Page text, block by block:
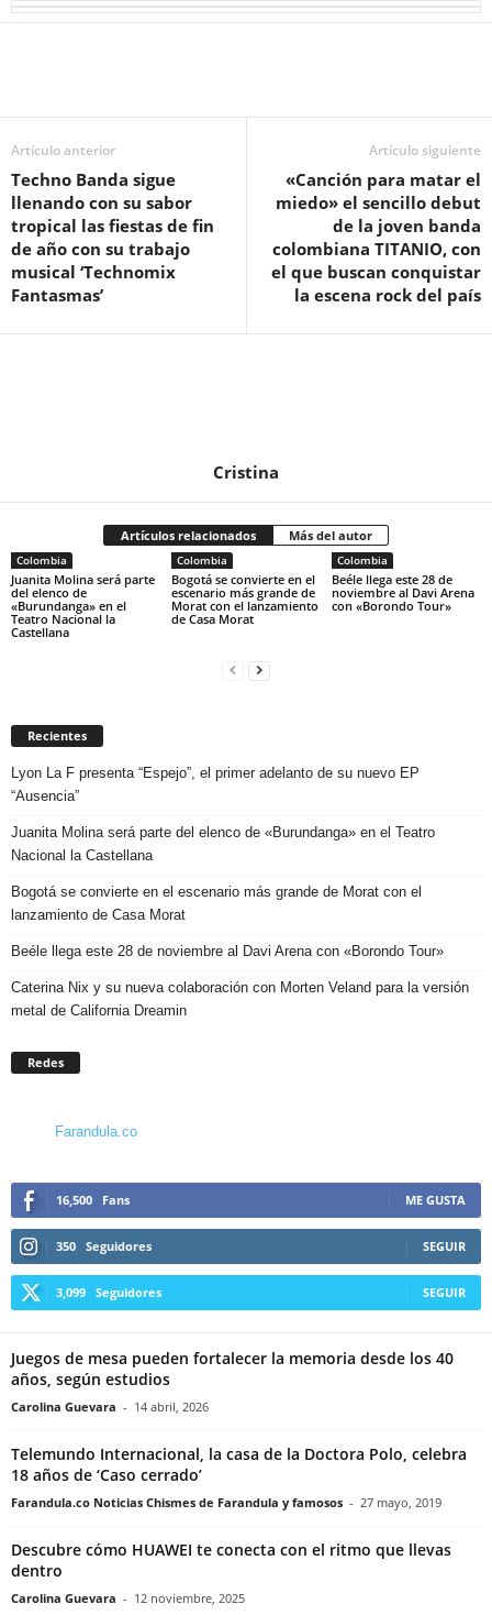
Artículo anterior
Techno Banda sigue
llenando con su sabor
tropical las fiestas de fin
de año con su trabajo
musical ‘Technomix
Fantasmas’
Artículo siguiente
«Canción para matar el
miedo» el sencillo debut
de la joven banda
colombiana TITANIO, con
el que buscan conquistar
la escena rock del país
Cristina
Artículos relacionados Más del autor
Colombia
Juanita Molina será parte
del elenco de
«Burundanga» en el
Teatro Nacional la
Castellana
Colombia
Bogotá se convierte en el
escenario más grande de
Morat con el lanzamiento
de Casa Morat
Colombia
Beéle llega este 28 de
noviembre al Davi Arena
con «Borondo Tour»
Recientes
Lyon La F presenta “Espejo”, el primer adelanto de su nuevo EP
“Ausencia”
Juanita Molina será parte del elenco de «Burundanga» en el Teatro
Nacional la Castellana
Bogotá se convierte en el escenario más grande de Morat con el
lanzamiento de Casa Morat
Beéle llega este 28 de noviembre al Davi Arena con «Borondo Tour»
Caterina Nix y su nueva colaboración con Morten Veland para la versión
metal de California Dreamin
Redes
Farandula.co
16,500 Fans ME GUSTA
350 Seguidores SEGUIR
3,099 Seguidores SEGUIR
Juegos de mesa pueden fortalecer la memoria desde los 40
años, según estudios
Carolina Guevara - 14 abril, 2026
Telemundo Internacional, la casa de la Doctora Polo, celebra
18 años de ‘Caso cerrado’
Farandula.co Noticias Chismes de Farandula y famosos - 27 mayo, 2019
Descubre cómo HUAWEI te conecta con el ritmo que llevas
dentro
Carolina Guevara - 12 noviembre, 2025